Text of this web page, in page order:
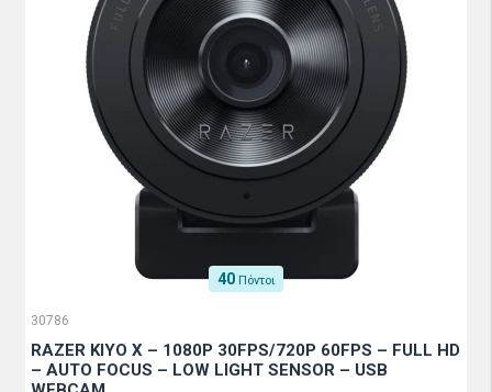
40 Πόντοι
30786
RAZER KIYO X – 1080P 30FPS/720P 60FPS – FULL HD
– AUTO FOCUS – LOW LIGHT SENSOR – USB